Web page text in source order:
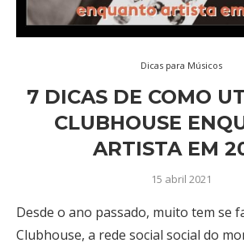
Dicas para Músicos
7 DICAS DE COMO
CLUBHOUSE
ARTISTA EM
15 abril 2021
Desde o ano passado, muito tem se
Clubhouse, a rede social social do